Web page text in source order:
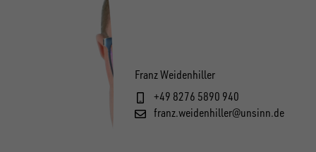
Franz Weidenhiller
+49 8276 5890 940
franz.weidenhiller@unsinn.de